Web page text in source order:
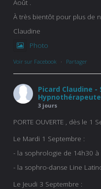
Août .
À très bientôt pour plus de
Claudine
Photo
Voir sur Facebook · Partager
Picard Claudine
Hypnothérapeute
3 jours
PORTE OUVERTE , dès le
Le Mardi 1 Septembre :
- la sophrologie de 14h30 à
- la sophro-danse Line
Le Jeudi 3 Septembre :